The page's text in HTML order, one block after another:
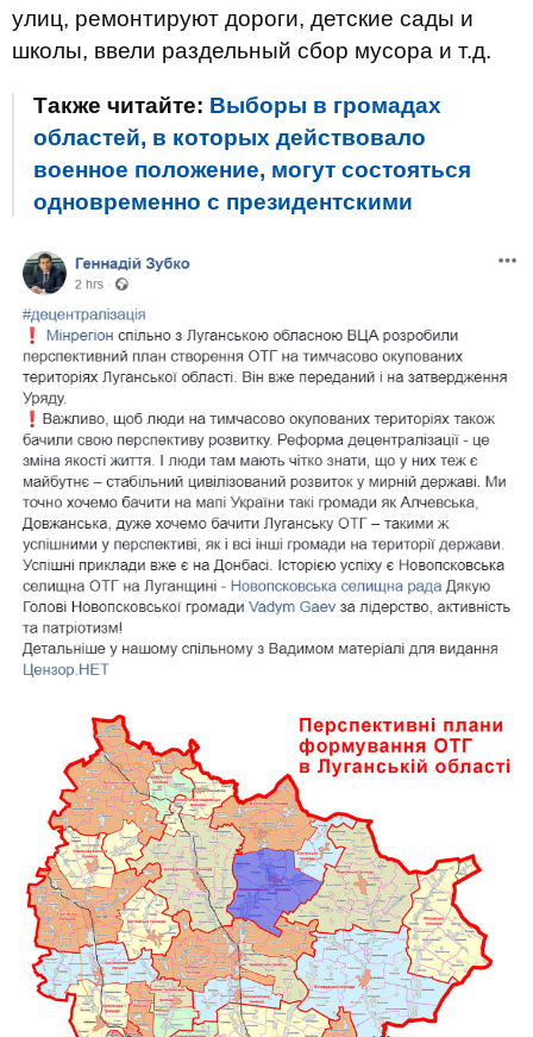
улиц, ремонтируют дороги, детские сады и
школы, ввели раздельный сбор мусора и т.д.
Также читайте: Выборы в громадах
областей, в которых действовало
военное положение, могут состояться
одновременно с президентскими